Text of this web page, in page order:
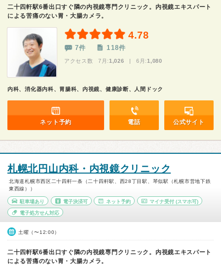
二十四軒駅6番出口すぐ隣の内視鏡専門クリニック。内視鏡エキスパート
による苦痛のない胃・大腸カメラ。
4.78
7件 118件
アクセス数 7月: 1,026 | 6月: 1,080
内科、消化器内科、胃腸科、内視鏡、健康診断、人間ドック
ネット予約 電話 公式サイト
札幌北円山内科・内視鏡クリニック
北海道札幌市西区二十四軒一条（二十四軒駅、西28丁目駅、琴似駅（札幌市営地下鉄
東西線））
駐車場あり 電子決済可 ネット予約 マイナ受付 (スマホ可)
電子処方せん対応
土曜（〜12:00）
二十四軒駅6番出口すぐ隣の内視鏡専門クリニック。内視鏡エキスパート
による苦痛のない胃・大腸カメラ。